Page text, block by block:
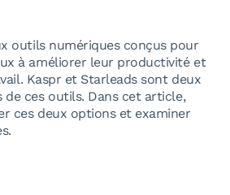
outils numériques conçus pour
à améliorer leur productivité et
Kaspr et Starleads sont deux
de ces outils. Dans cet article,
ces deux options et examiner